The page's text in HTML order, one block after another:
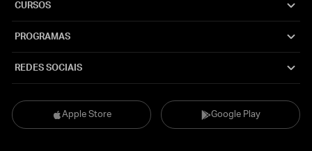
Apple Store Google Play
CURSOS
PROGRAMAS
REDES SOCIAIS